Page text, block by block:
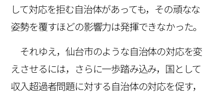
して対応を拒む自治体があっても，その頑なな
姿勢を覆すほどの影響力は発揮できなかった。
それゆえ，仙台市のような自治体の対応を変
えさせるには，さらに一歩踏み込み，国として
収入超過者問題に対する自治体の対応を促す，